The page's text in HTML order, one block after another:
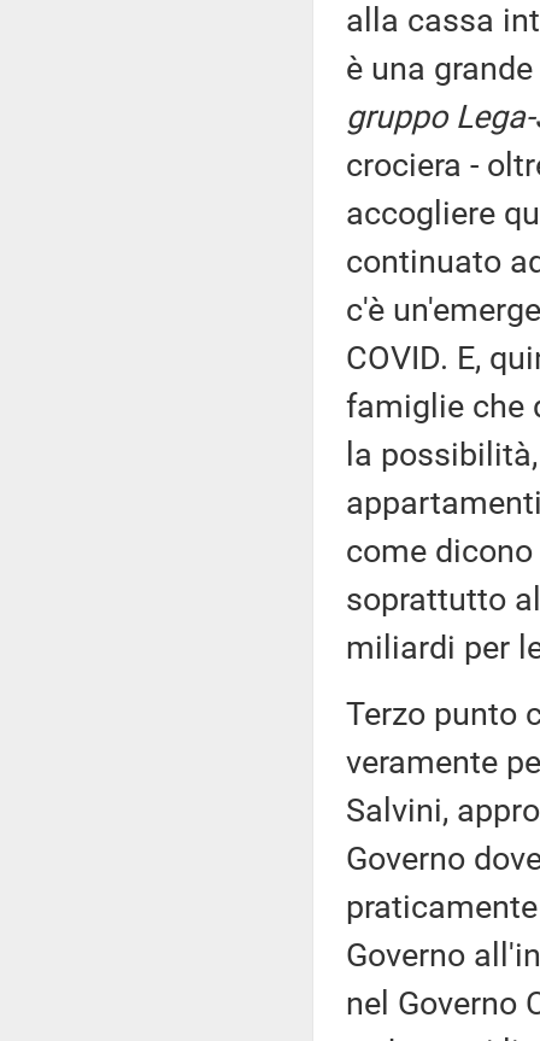
alla cassa
è una
gruppo
crociera -
accogliere
continuato
c'è
COVID. E,
famiglie che
la
come
soprattutto
miliardi per
Terzo punto
veramente
Salvini,
Governo
Governo
nel Governo